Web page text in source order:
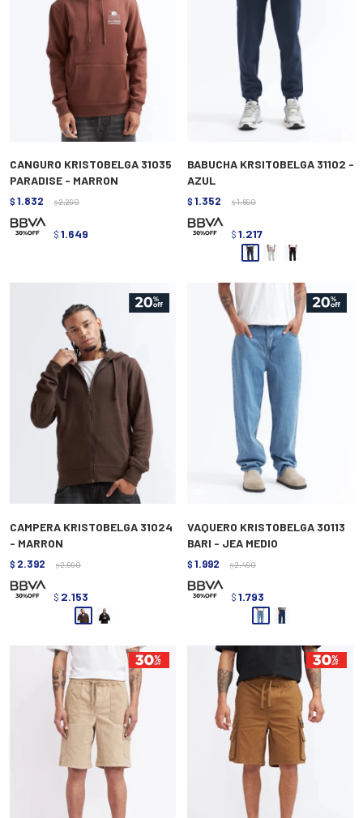
CANGURO KRISTOBELGA 31035
PARADISE - MARRON
$ 1.832 $ 2.290
$ 1.649
BABUCHA KRSITOBELGA 31102 -
AZUL
$ 1.352 $ 1.690
$ 1.217
CAMPERA KRISTOBELGA 31024
- MARRON
$ 2.392 $ 2.990
$ 2.153
VAQUERO KRISTOBELGA 30113
BARI - JEA MEDIO
$ 1.992 $ 2.490
$ 1.793